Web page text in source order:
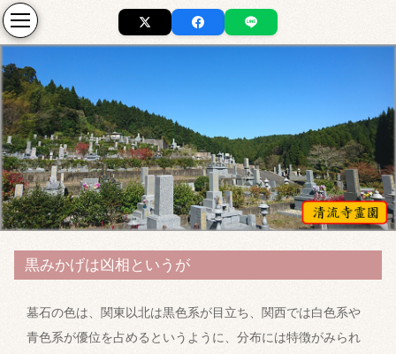
黒みかげは凶相というが
墓石の色は、関東以北は黒色系が目立ち、関西では白色系や
青色系が優位を占めるというように、分布には特徴がみられ